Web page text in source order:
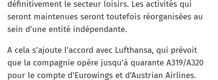
définitivement le secteur loisirs. Les activités qui
seront maintenues seront toutefois réorganisées au
sein d’une entité indépendante.
A cela s’ajoute l’accord avec Lufthansa, qui prévoit
que la compagnie opère jusqu’à quarante A319/A320
pour le compte d’Eurowings et d’Austrian Airlines.